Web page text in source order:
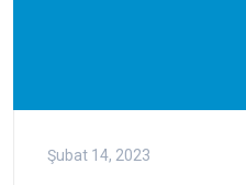
Şubat 14, 2023